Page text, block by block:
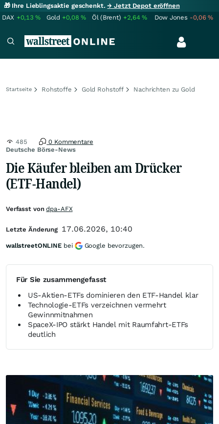
🎁 Ihre Lieblingsaktie geschenkt.→ Jetzt Depot eröffnen
DAX +0,13% Gold +0,08% Öl (Brent) +2,64% Dow Jones -0,06%
Startseite Rohstoffe Gold Rohstoff Nachrichten zu Gold
Deutsche Börse-News
485 0 Kommentare
Die Käufer bleiben am Drücker
(ETF-Handel)
Für Sie zusammengefasst
US-Aktien-ETFs dominieren den ETF-Handel klar
Technologie-ETFs verzeichnen vermehrt
Gewinnmitnahmen
SpaceX-IPO stärkt Handel mit Raumfahrt-ETFs
deutlich
Verfasst vondpa-AFX
Letzte Änderung 17.06.2026, 10:40
wallstreetONLINE bei Google bevorzugen.